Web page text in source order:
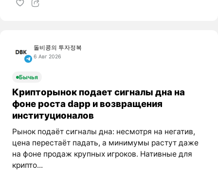
돌비콩의 투자정복
6 Авг 2026
Бычья
Крипторынок подает сигналы дна на
фоне роста dapp и возвращения
институционалов
Рынок подаёт сигналы дна: несмотря на негатив,
цена перестаёт падать, а минимумы растут даже
на фоне продаж крупных игроков. Нативные для
крипто...